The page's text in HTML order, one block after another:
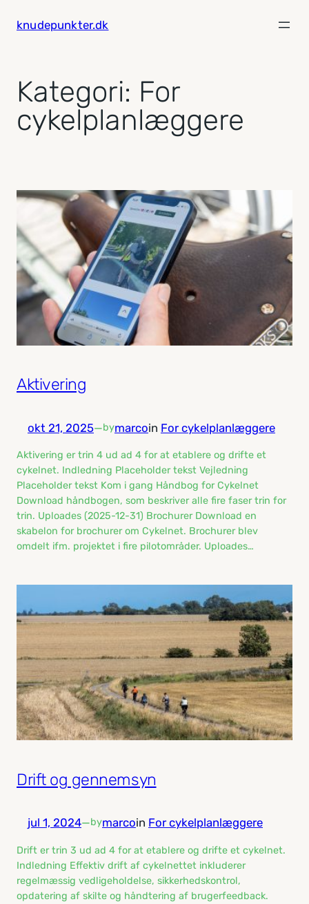
knudepunkter.dk
Kategori: For
cykelplanlæggere
Aktivering
okt 21, 2025—bymarcoin For cykelplanlæggere
Aktivering er trin 4 ud ad 4 for at etablere og drifte et
cykelnet. Indledning Placeholder tekst Vejledning
Placeholder tekst Kom i gang Håndbog for Cykelnet
Download håndbogen, som beskriver alle fire faser trin for
trin. Uploades (2025-12-31) Brochurer Download en
skabelon for brochurer om Cykelnet. Brochurer blev
omdelt ifm. projektet i fire pilotområder. Uploades…
Drift og gennemsyn
jul 1, 2024—bymarcoin For cykelplanlæggere
Drift er trin 3 ud ad 4 for at etablere og drifte et cykelnet.
Indledning Effektiv drift af cykelnettet inkluderer
regelmæssig vedligeholdelse, sikkerhedskontrol,
opdatering af skilte og håndtering af brugerfeedback.